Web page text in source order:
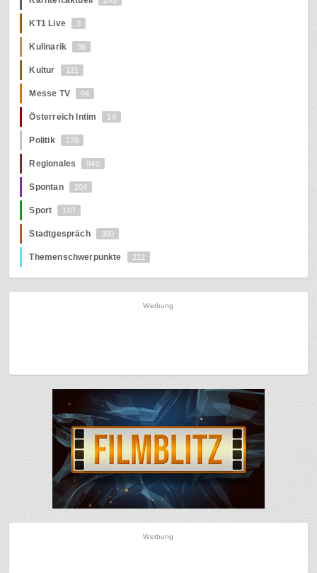
KT1 Live 3
Kulinarik 36
Kultur 121
Messe TV 94
Österreich Intim 14
Politik 278
Regionales 940
Spontan 204
Sport 107
Stadtgespräch 300
Themenschwerpunkte 212
Werbung
Werbung